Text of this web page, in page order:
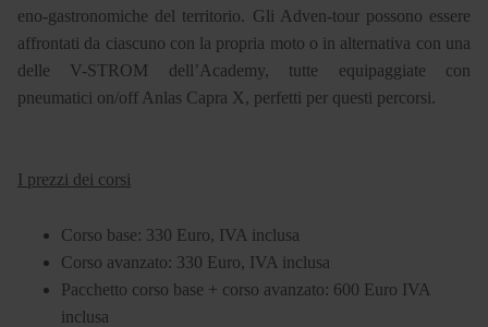
eno-gastronomiche del territorio. Gli Adven-tour possono essere
affrontati da ciascuno con la propria moto o in alternativa con una
delle V-STROM dell’Academy, tutte equipaggiate con
pneumatici on/off Anlas Capra X, perfetti per questi percorsi.
I prezzi dei corsi
Corso base: 330 Euro, IVA inclusa
Corso avanzato: 330 Euro, IVA inclusa
Pacchetto corso base + corso avanzato: 600 Euro IVA
inclusa